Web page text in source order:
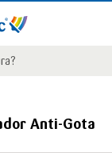
Anti-Gota